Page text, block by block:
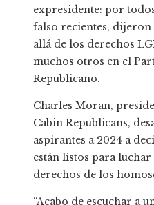
expresidente: por
falso recientes, dijeron
allá de los derechos
muchos otros en el
Republicano.
Charles Moran,
Cabin Republicans,
aspirantes a 2024 a
están listos para
derechos de los
“Acabo de escuchar a